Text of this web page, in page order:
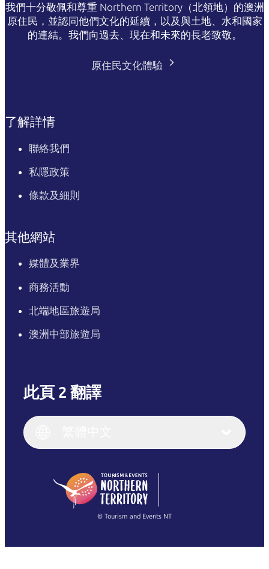
我們十分敬佩和尊重 Northern Territory（北領地）的澳洲
原住民，並認同他們文化的延續，以及與土地、水和國家
的連結。我們向過去、現在和未來的長老致敬。
原住民文化體驗
了解詳情
聯絡我們
私隱政策
條款及細則
其他網站
媒體及業界
商務活動
北端地區旅遊局
澳洲中部旅遊局
此頁 2 翻譯
English (US)
English
(Singapore)
Français
繁體中文
© Tourism and Events NT